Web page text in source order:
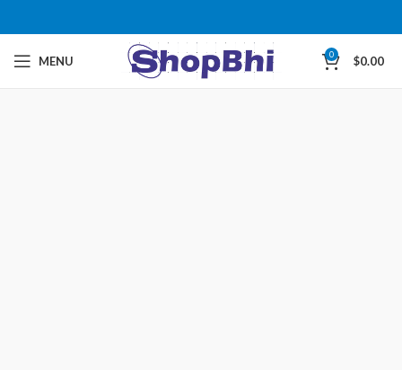
MENU 0 $0.00